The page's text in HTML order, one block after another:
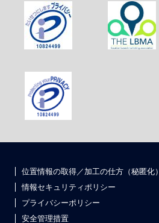
位置情報の取得／加工の仕方（秘匿化）
情報セキュリティポリシー
プライバシーポリシー
安全管理措置